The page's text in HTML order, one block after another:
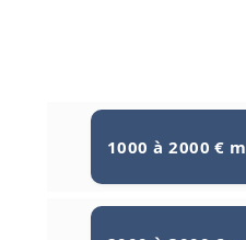
1000 à 2000 €